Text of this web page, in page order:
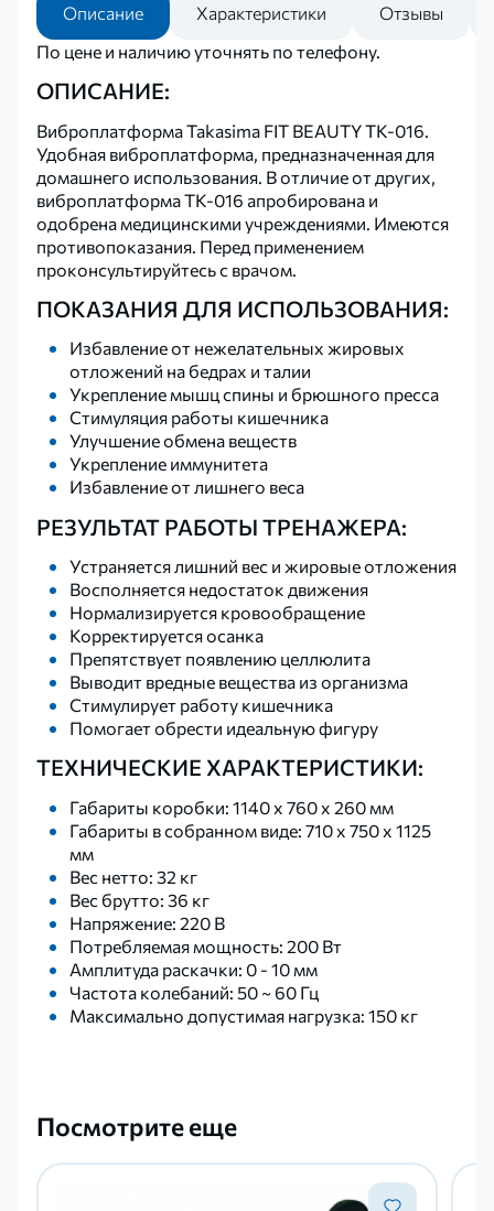
Описание Характеристики
Отзывы
По цене и наличию уточнять по телефону.
ОПИСАНИЕ:
Виброплатформа Takasima FIT BEAUTY TK-016.
Удобная виброплатформа, предназначенная для
домашнего использования. В отличие от других,
виброплатформа ТК-016 апробирована и
одобрена медицинскими учреждениями. Имеются
противопоказания. Перед применением
проконсультируйтесь с врачом.
ПОКАЗАНИЯ ДЛЯ ИСПОЛЬЗОВАНИЯ:
Избавление от нежелательных жировых
отложений на бедрах и талии
Укрепление мышц спины и брюшного пресса
Стимуляция работы кишечника
Улучшение обмена веществ
Укрепление иммунитета
Избавление от лишнего веса
РЕЗУЛЬТАТ РАБОТЫ ТРЕНАЖЕРА:
Устраняется лишний вес и жировые отложения
Восполняется недостаток движения
Нормализируется кровообращение
Корректируется осанка
Препятствует появлению целлюлита
Выводит вредные вещества из организма
Стимулирует работу кишечника
Помогает обрести идеальную фигуру
ТЕХНИЧЕСКИЕ ХАРАКТЕРИСТИКИ:
Габариты коробки: 1140 x 760 x 260 мм
Габариты в собранном виде: 710 x 750 x 1125
мм
Вес нетто: 32 кг
Вес брутто: 36 кг
Напряжение: 220 В
Потребляемая мощность: 200 Вт
Амплитуда раскачки: 0 - 10 мм
Частота колебаний: 50 ~ 60 Гц
Максимально допустимая нагрузка: 150 кг
Посмотрите еще